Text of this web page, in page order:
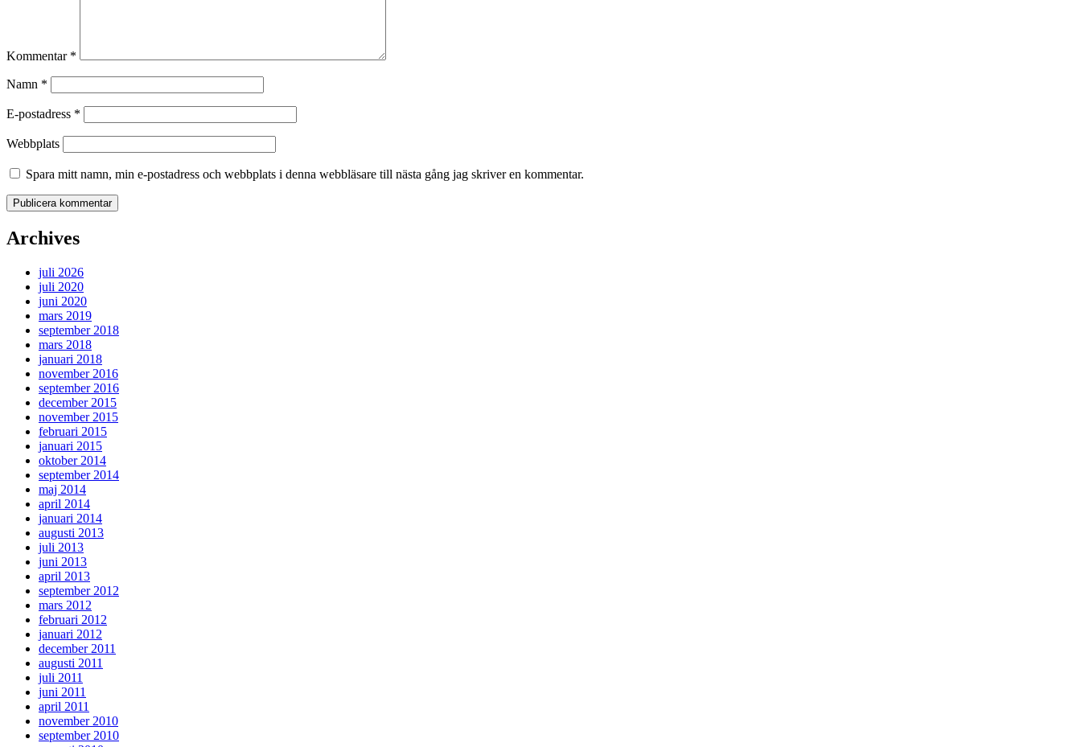
Kommentar *
Namn *
E-postadress *
Webbplats
Spara mitt namn, min e-postadress och webbplats i denna webbläsare till nästa gång jag skriver en kommentar.
Archives
juli 2026
juli 2020
juni 2020
mars 2019
september 2018
mars 2018
januari 2018
november 2016
september 2016
december 2015
november 2015
februari 2015
januari 2015
oktober 2014
september 2014
maj 2014
april 2014
januari 2014
augusti 2013
juli 2013
juni 2013
april 2013
september 2012
mars 2012
februari 2012
januari 2012
december 2011
augusti 2011
juli 2011
juni 2011
april 2011
november 2010
september 2010